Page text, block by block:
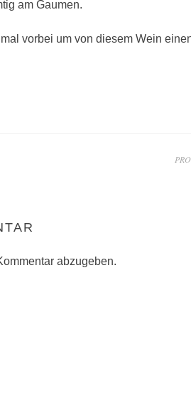
am Gaumen.
vorbei um von diesem Wein
abzugeben.